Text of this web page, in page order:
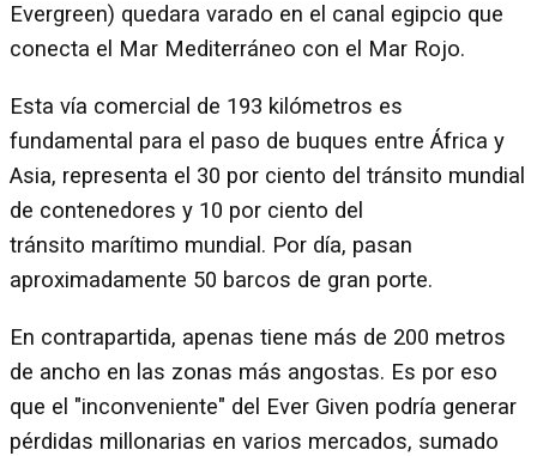
Evergreen) quedara varado en el canal egipcio que
conecta el Mar Mediterráneo con el Mar Rojo.
Esta vía comercial de 193 kilómetros es
fundamental para el paso de buques entre África y
Asia, representa el 30 por ciento del tránsito mundial
de contenedores y 10 por ciento del
tránsito marítimo mundial. Por día, pasan
aproximadamente 50 barcos de gran porte.
En contrapartida, apenas tiene más de 200 metros
de ancho en las zonas más angostas. Es por eso
que el "inconveniente" del Ever Given podría generar
pérdidas millonarias en varios mercados, sumado